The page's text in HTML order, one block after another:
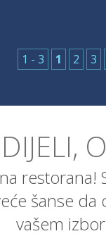
1 - 3 1 2 3
restorana!
šanse
vašem